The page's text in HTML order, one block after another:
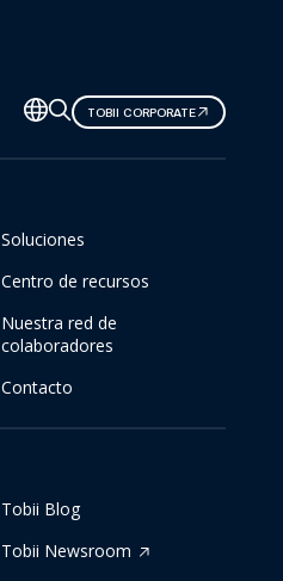
TOBII CORPORATE
Soluciones
Centro de recursos
Nuestra red de
colaboradores
Contacto
Tobii Blog
Tobii Newsroom